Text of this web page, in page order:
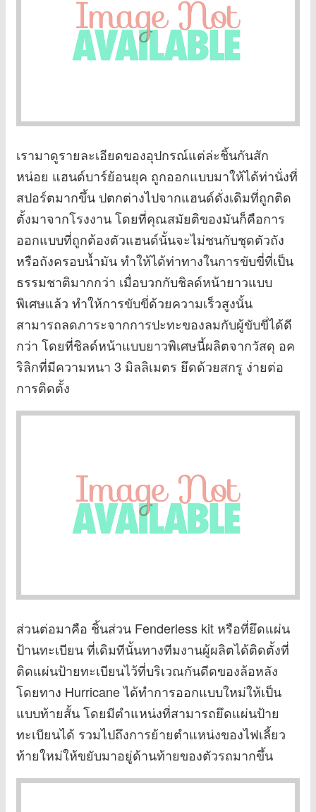
เรามาดูรายละเอียดของอุปกรณ์แต่ล่ะชิ้นกันสัก
หน่อย แฮนด์บาร์ย้อนยุค ถูกออกแบบมาให้ได้ท่านั่งที่
สปอร์ตมากขึ้น ปตกต่างไปจากแฮนด์ดั่งเดิมที่ถูกติด
ตั้งมาจากโรงงาน โดยที่คุณสมัยติของมันก็คือการ
ออกแบบที่ถูกต้องตัวแฮนด์นั้นจะไม่ชนกับชุดตัวถัง
หรือถังครอบน้ำมัน ทำให้ได้ท่าทางในการขับขี่ที่เป็น
ธรรมชาติมากกว่า เมื่อบวกกับชิลด์หน้ายาวแบบ
พิเศษแล้ว ทำให้การขับขี่ด้วยความเร็วสูงนั้น
สามารถลดภาระจากการปะทะของลมกับผู้ขับขี่ได้ดี
กว่า โดยที่ชิลด์หน้าแบบยาวพิเศษนี้ผลิตจากวัสดุ อค
ริลิกที่มีความหนา 3 มิลลิเมตร ยึดด้วยสกรู ง่ายต่อ
การติดตั้ง
ส่วนต่อมาคือ ชิ้นส่วน Fenderless kit หรือที่ยึดแผ่น
ป้านทะเบียน ที่เดิมทีนั้นทางทีมงานผู้ผลิตได้ติดตั้งที่
ติดแผ่นป้ายทะเบียนไว้ที่บริเวณกันดีดของล้อหลัง
โดยทาง Hurricane ได้ทำการออกแบบใหม่ให้เป็น
แบบท้ายสั้น โดยมีตำแหน่งที่สามารถยึดแผ่นป้าย
ทะเบียนได้ รวมไปถึงการย้ายตำแหน่งของไฟเลี้ยว
ท้ายใหม่ให้ขยับมาอยู่ด้านท้ายของตัวรถมากขึ้น